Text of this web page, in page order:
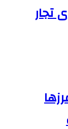
تجار